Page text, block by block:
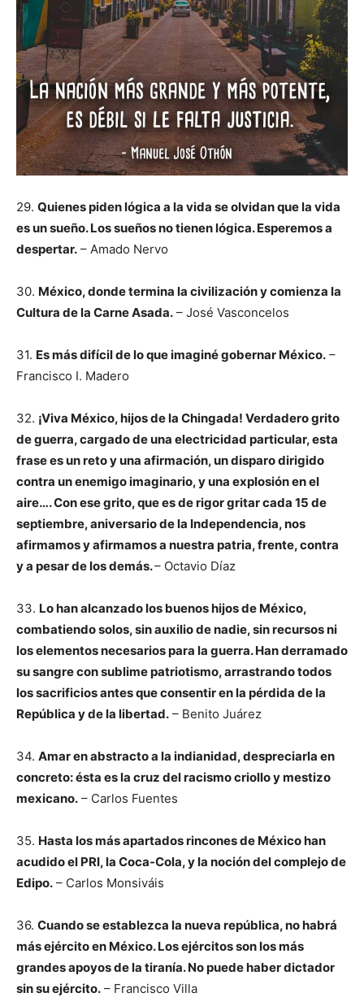
29. Quienes piden lógica a la vida se olvidan que la vida
es un sueño. Los sueños no tienen lógica. Esperemos a
despertar. – Amado Nervo
30. México, donde termina la civilización y comienza la
Cultura de la Carne Asada. – José Vasconcelos
31. Es más difícil de lo que imaginé gobernar México. –
Francisco I. Madero
32. ¡Viva México, hijos de la Chingada! Verdadero grito
de guerra, cargado de una electricidad particular, esta
frase es un reto y una afirmación, un disparo dirigido
contra un enemigo imaginario, y una explosión en el
aire…. Con ese grito, que es de rigor gritar cada 15 de
septiembre, aniversario de la Independencia, nos
afirmamos y afirmamos a nuestra patria, frente, contra
y a pesar de los demás.– Octavio Díaz
33. Lo han alcanzado los buenos hijos de México,
combatiendo solos, sin auxilio de nadie, sin recursos ni
los elementos necesarios para la guerra. Han derramado
su sangre con sublime patriotismo, arrastrando todos
los sacrificios antes que consentir en la pérdida de la
República y de la libertad. – Benito Juárez
34. Amar en abstracto a la indianidad, despreciarla en
concreto: ésta es la cruz del racismo criollo y mestizo
mexicano. – Carlos Fuentes
35. Hasta los más apartados rincones de México han
acudido el PRI, la Coca-Cola, y la noción del complejo de
Edipo. – Carlos Monsiváis
36. Cuando se establezca la nueva república, no habrá
más ejército en México. Los ejércitos son los más
grandes apoyos de la tiranía. No puede haber dictador
sin su ejército. – Francisco Villa